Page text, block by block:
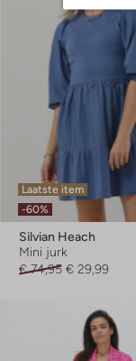
Laatste item
-60%
Silvian Heach
Mini jurk
€ 74,95 € 29,99